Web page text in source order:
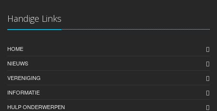
Handige Links
HOME
NIEUWS
VERENIGING
INFORMATIE
HULP ONDERWERPEN